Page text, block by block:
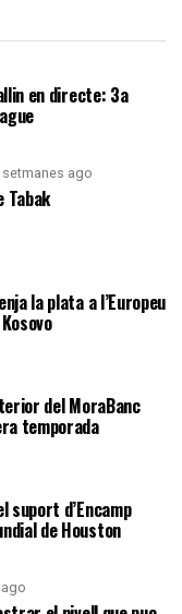
en directe: 3a
setmanes ago
Tabak
la plata a l’Europeu
del MoraBanc
temporada
suport d’Encamp
de Houston